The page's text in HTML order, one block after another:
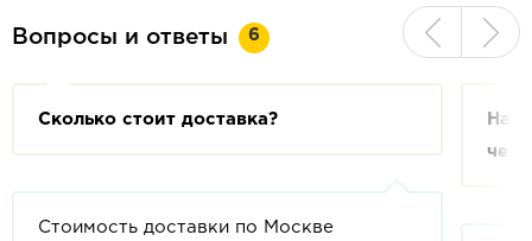
Вопросы и ответы 6
Сколько стоит доставка?
Стоимость доставки по Москве
На
чем